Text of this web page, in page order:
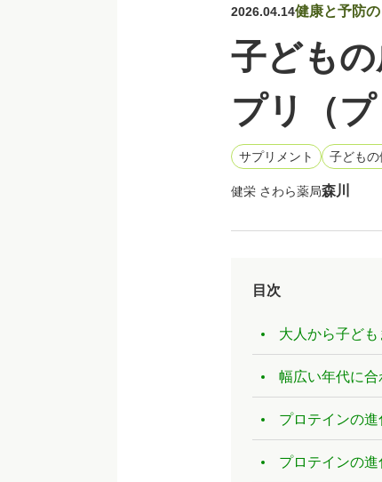
2026.04.14健康と予防の
子ども
プリ（
サプリメント 子どもの
健栄 さわら薬局森川
目次
大人から子ど
幅広い年代に
プロテインの
プロテインの